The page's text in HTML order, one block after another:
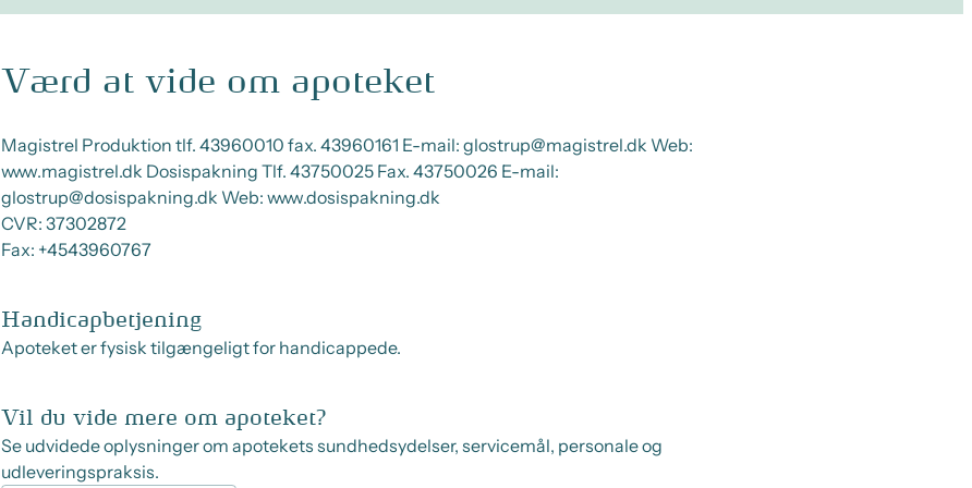
Værd at vide om apoteket
Magistrel Produktion tlf. 43960010 fax. 43960161 E-mail: glostrup@magistrel.dk Web:
www.magistrel.dk Dosispakning Tlf. 43750025 Fax. 43750026 E-mail:
glostrup@dosispakning.dk Web: www.dosispakning.dk
CVR: 37302872
Fax: +4543960767
Handicapbetjening
Apoteket er fysisk tilgængeligt for handicappede.
Vil du vide mere om apoteket?
Se udvidede oplysninger om apotekets sundhedsydelser, servicemål, personale og
udleveringspraksis.